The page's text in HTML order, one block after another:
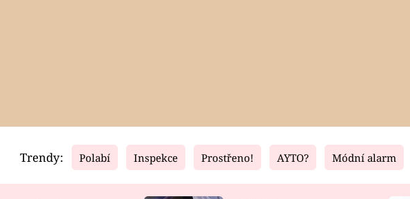
Video Fresh Living
Trendy: Polabí Inspekce Prostřeno! AYTO? Módní alarm